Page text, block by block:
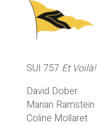
SUI 757 Et Voilà!
David Dober
Marian Ramstein
Coline Mollaret